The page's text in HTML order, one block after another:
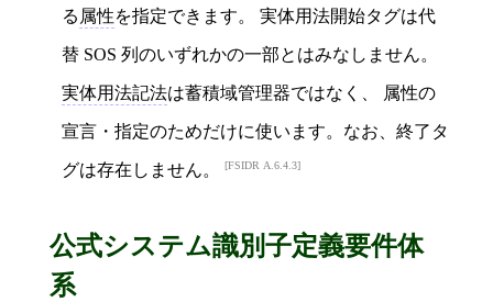
る 属性を指定できます。 実体用法開始タグは代
替 SOS 列のいずれかの一部とはみなしません。
実体用法記法は蓄積域管理器ではなく、 属性の
宣言・指定のためだけに使います。なお、終了タ
グは存在しません。 FSIDR A.6.4.3
公式システム識別子定義要件体
系